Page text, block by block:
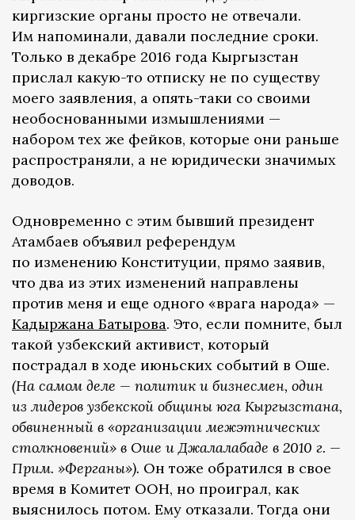
киргизские органы просто не отвечали.
Им напоминали, давали последние сроки.
Только в декабре 2016 года Кыргызстан
прислал какую-то отписку не по существу
моего заявления, а опять-таки со своими
необоснованными измышлениями —
набором тех же фейков, которые они раньше
распространяли, а не юридически значимых
доводов.
Одновременно с этим бывший президент
Атамбаев объявил референдум
по изменению Конституции, прямо заявив,
что два из этих изменений направлены
против меня и еще одного «врага народа» —
Кадыржана Батырова. Это, если помните, был
такой узбекский активист, который
пострадал в ходе июньских событий в Оше.
(На самом деле — политик и бизнесмен, один
из лидеров узбекской общины юга Кыргызстана,
обвиненный в «организации межэтнических
столкновений» в Оше и Джалалабаде в 2010 г. —
Прим. »Ферганы»). Он тоже обратился в свое
время в Комитет ООН, но проиграл, как
выяснилось потом. Ему отказали. Тогда они